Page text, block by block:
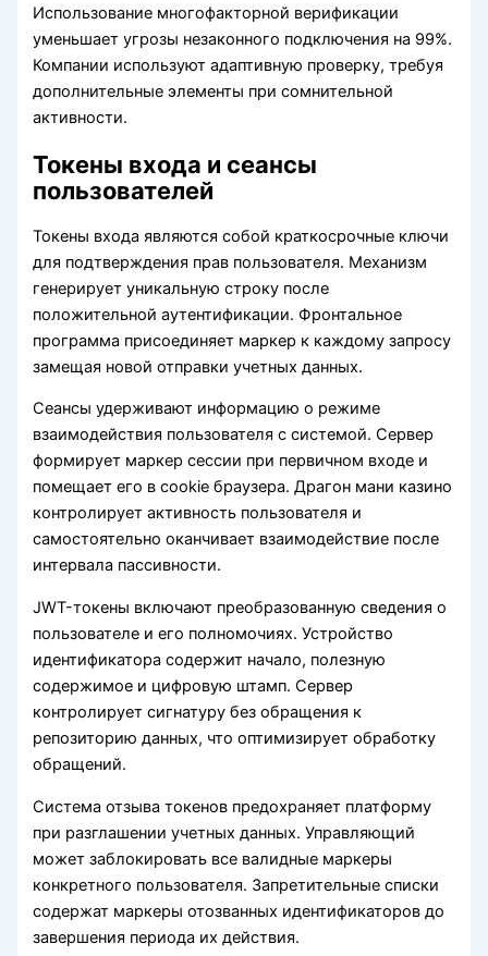
Использование многофакторной верификации
уменьшает угрозы незаконного подключения на 99%.
Компании используют адаптивную проверку, требуя
дополнительные элементы при сомнительной
активности.
Токены входа и сеансы
пользователей
Токены входа являются собой краткосрочные ключи
для подтверждения прав пользователя. Механизм
генерирует уникальную строку после
положительной аутентификации. Фронтальное
программа присоединяет маркер к каждому запросу
замещая новой отправки учетных данных.
Сеансы удерживают информацию о режиме
взаимодействия пользователя с системой. Сервер
формирует маркер сессии при первичном входе и
помещает его в cookie браузера. Драгон мани казино
контролирует активность пользователя и
самостоятельно оканчивает взаимодействие после
интервала пассивности.
JWT-токены включают преобразованную сведения о
пользователе и его полномочиях. Устройство
идентификатора содержит начало, полезную
содержимое и цифровую штамп. Сервер
контролирует сигнатуру без обращения к
репозиторию данных, что оптимизирует обработку
обращений.
Система отзыва токенов предохраняет платформу
при разглашении учетных данных. Управляющий
может заблокировать все валидные маркеры
конкретного пользователя. Запретительные списки
содержат маркеры отозванных идентификаторов до
завершения периода их действия.